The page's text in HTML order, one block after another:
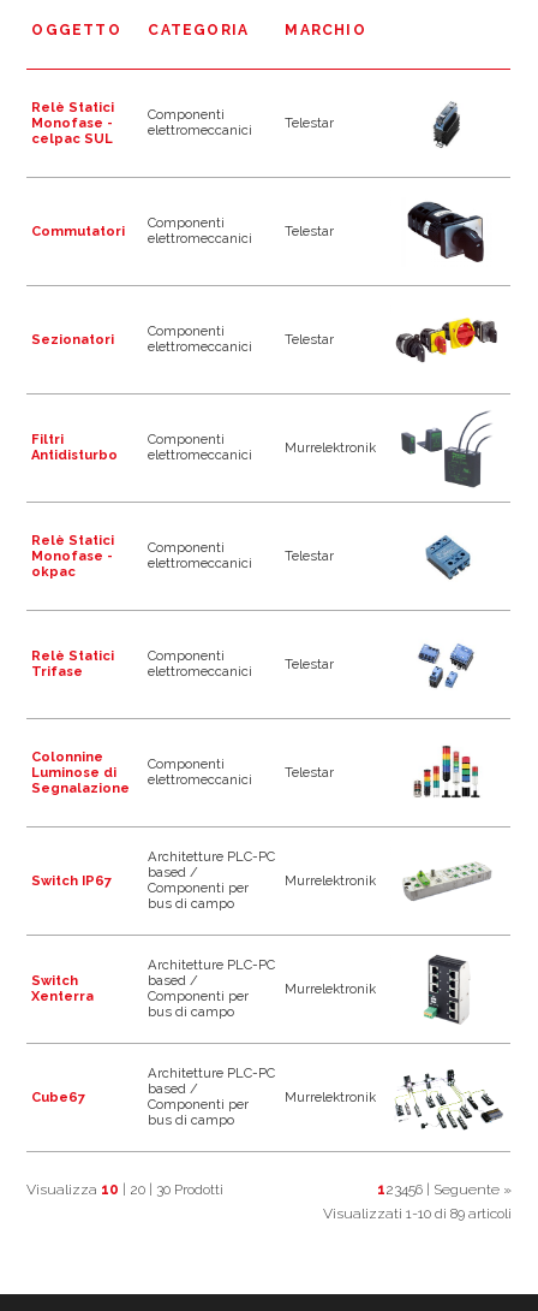
OGGETTO CATEGORIA MARCHIO
Relè Statici
Monofase -
celpac SUL
Componenti
elettromeccanici
Telestar
Commutatori
Componenti
elettromeccanici
Telestar
Sezionatori
Componenti
elettromeccanici
Telestar
Filtri
Antidisturbo
Componenti
elettromeccanici
Murrelektronik
Relè Statici
Monofase -
okpac
Componenti
elettromeccanici
Telestar
Relè Statici
Trifase
Componenti
elettromeccanici
Telestar
Colonnine
Luminose di
Segnalazione
Componenti
elettromeccanici
Telestar
Switch IP67
Architetture PLC-PC
based /
Componenti per
bus di campo
Murrelektronik
Switch
Xenterra
Architetture PLC-PC
based /
Componenti per
bus di campo
Murrelektronik
Cube67
Architetture PLC-PC
based /
Componenti per
bus di campo
Murrelektronik
Visualizza 10 20 30 Prodotti 123456|
Seguente »
Visualizzati 1-10 di 89 articoli